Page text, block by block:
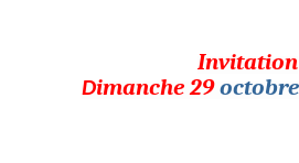
Invitation
Dimanche 29octobre